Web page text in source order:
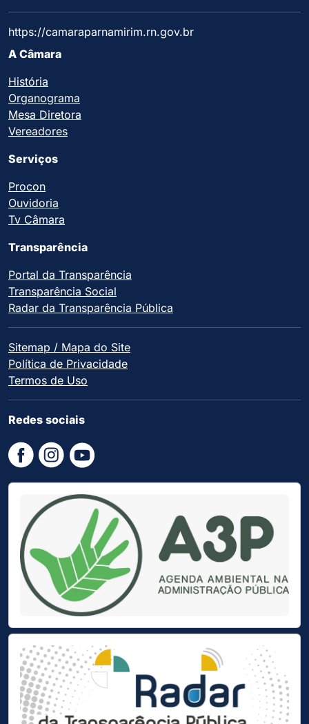
https://camaraparnamirim.rn.gov.br
A Câmara
História
Organograma
Mesa Diretora
Vereadores
Serviços
Procon
Ouvidoria
Tv Câmara
Transparência
Portal da Transparência
Transparência Social
Radar da Transparência Pública
Sitemap / Mapa do Site
Política de Privacidade
Termos de Uso
Redes sociais